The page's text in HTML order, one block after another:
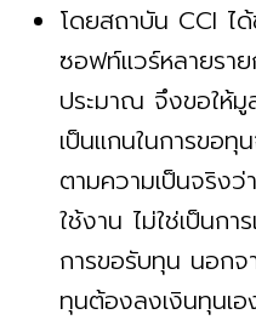
โดยสถาบัน CCI
ซอฟท์แวร์หลายรา
ประมาณ จึงขอให้
เป็นแกนในการขอ
ตามความเป็นจริงว่
ใช้งาน ไม่ใช่เป็นก
การขอรับทุน นอกจ
ทุนต้องลงเงินทุน